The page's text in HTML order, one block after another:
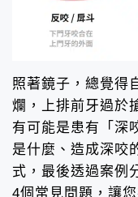
照著鏡子，總覺得
爛，上排前牙過於
有可能是患有「深
是什麼、造成深咬
式，最後透過案例
4個常見問題，讓